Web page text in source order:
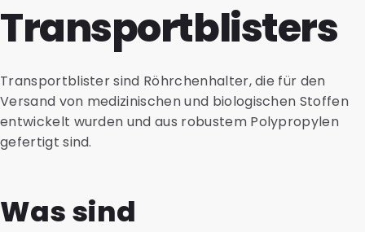
Transportblisters
Transportblister sind Röhrchenhalter, die für den
Versand von medizinischen und biologischen Stoffen
entwickelt wurden und aus robustem Polypropylen
gefertigt sind.
Was sind